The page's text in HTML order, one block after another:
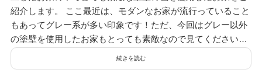
紹介します。 ここ最近は、モダンなお家が流行っていること
もあってグレー系が多い印象です！ただ、今回はグレー以外
の塗壁を使用したお家もとっても素敵なので見てください…
続きを読む